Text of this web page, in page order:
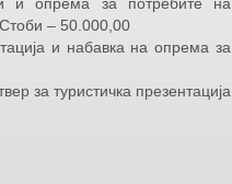
– 50.000,00
и набавка на опрема за
за туристичка презентација